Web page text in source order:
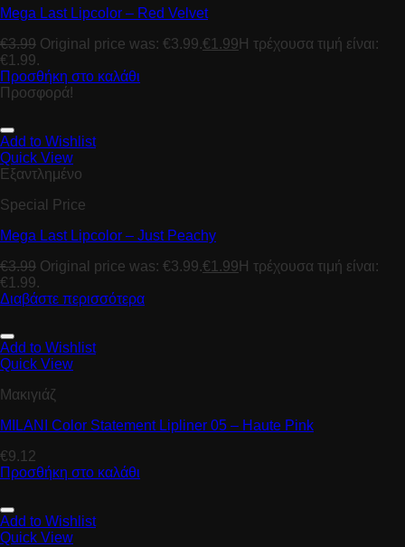
Mega Last Lipcolor – Red Velvet
€3.99 Original price was: €3.99.€1.99 Η τρέχουσα τιμή είναι:
€1.99.
Προσθήκη στο καλάθι
Προσφορά!
Add to Wishlist
Quick View
Εξαντλημένο
Special Price
Mega Last Lipcolor – Just Peachy
€3.99 Original price was: €3.99.€1.99 Η τρέχουσα τιμή είναι:
€1.99.
Διαβάστε περισσότερα
Add to Wishlist
Quick View
Μακιγιάζ
MILANI Color Statement Lipliner 05 – Haute Pink
€9.12
Προσθήκη στο καλάθι
Add to Wishlist
Quick View